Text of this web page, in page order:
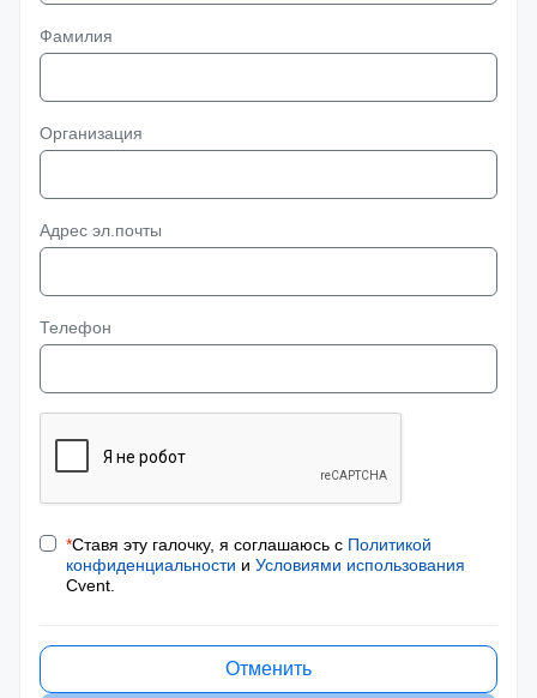
Фамилия
Организация
Адрес эл.почты
Телефон
*Ставя эту галочку, я соглашаюсь с Политикой
конфиденциальности и Условиями использования
Cvent.
Отменить